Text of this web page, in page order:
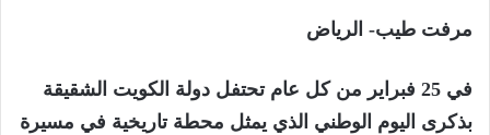
مرفت طيب- الرياض
في 25 فبراير من كل عام تحتفل دولة الكويت الشقيقة
بذكرى اليوم الوطني الذي يمثل محطة تاريخية في مسيرة